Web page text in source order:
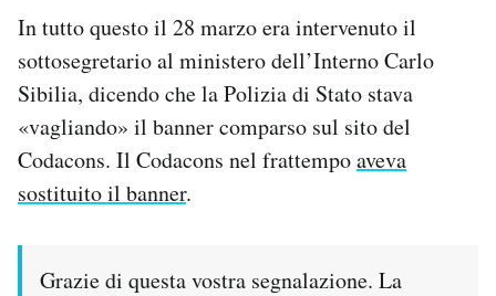
In tutto questo il 28 marzo era intervenuto il
sottosegretario al ministero dell’Interno Carlo
Sibilia, dicendo che la Polizia di Stato stava
«vagliando» il banner comparso sul sito del
Codacons. Il Codacons nel frattempoaveva
sostituito il banner.
Grazie di questa vostra segnalazione. La